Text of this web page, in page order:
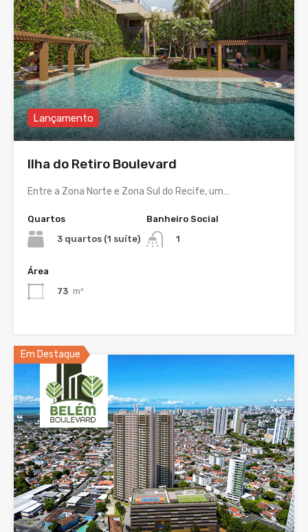
Lançamento
Ilha do Retiro Boulevard
Entre a Zona Norte e Zona Sul do Recife, um…
Quartos
3 quartos (1 suíte)
Banheiro Social
1
Área
73 m²
Em Destaque